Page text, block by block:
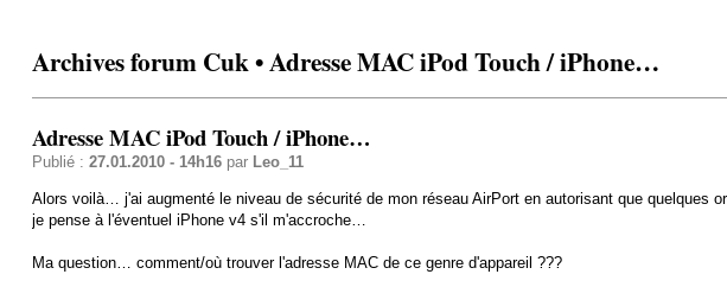
Archives forum Cuk • Adresse MAC iPod Touch / iPhone…
Adresse MAC iPod Touch / iPhone…
Publié : 27.01.2010 - 14h16par Leo_11
Alors voilà… j'ai augmenté le niveau de sécurité de mon réseau AirPort en autorisant que
je pense à l'éventuel iPhone v4 s'il m'accroche…
Ma question… comment/où trouver l'adresse MAC de ce genre d'appareil ???